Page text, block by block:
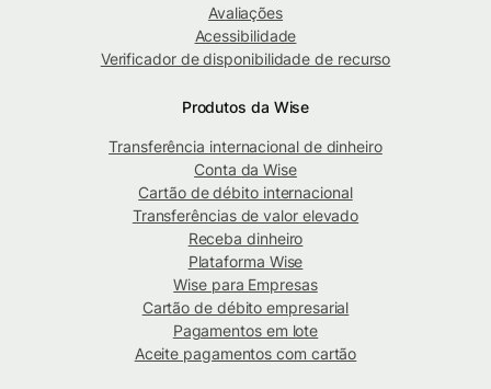
Avaliações
Acessibilidade
Verificador de disponibilidade de recurso
Produtos da Wise
Transferência internacional de dinheiro
Conta da Wise
Cartão de débito internacional
Transferências de valor elevado
Receba dinheiro
Plataforma Wise
Wise para Empresas
Cartão de débito empresarial
Pagamentos em lote
Aceite pagamentos com cartão